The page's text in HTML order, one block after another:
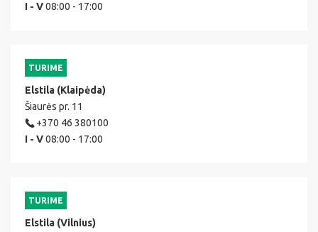
I - V08:00 - 17:00
TURIME
Elstila (Klaipėda)
Šiaurės pr. 11
+370 46 380100
I - V08:00 - 17:00
TURIME
Elstila (Vilnius)